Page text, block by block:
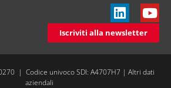
Iscriviti alla newsletter
| Codice univoco SDI: A4707H7 | Altri dati
aziendali